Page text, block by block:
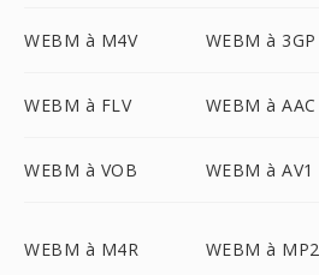
WEBM à M4V WEBM à 3GP
WEBM à FLV WEBM à AAC
WEBM à VOB WEBM à AV1
WEBM à M4R WEBM à MP2